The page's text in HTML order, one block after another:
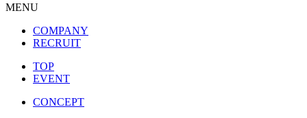
MENU
COMPANY
RECRUIT
TOP
EVENT
CONCEPT